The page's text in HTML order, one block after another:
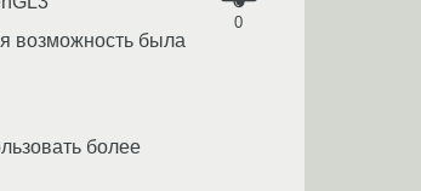
0
возможность была
более